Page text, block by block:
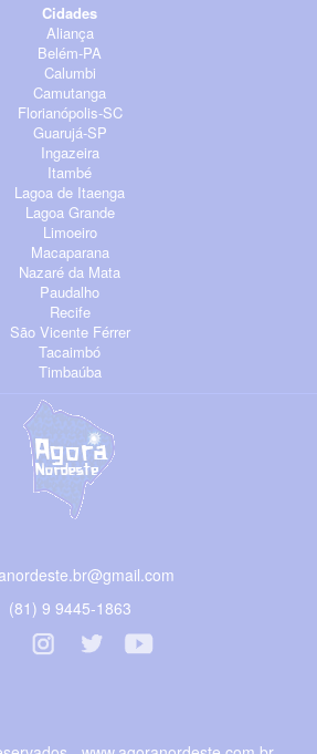
Cidades
Aliança
Belém-PA
Calumbi
Camutanga
Florianópolis-SC
Guarujá-SP
Ingazeira
Itambé
Lagoa de Itaenga
Lagoa Grande
Limoeiro
Macaparana
Nazaré da Mata
Paudalho
Recife
São Vicente Férrer
Tacaimbó
Timbaúba
(81) 9 9445-1863